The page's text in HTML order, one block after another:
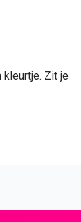
Zit je